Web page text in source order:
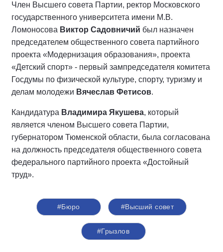
Член Высшего совета Партии, ректор Московского
государственного университета имени М.В.
Ломоносова Виктор Садовничий был назначен
председателем общественного совета партийного
проекта «Модернизация образования», проекта
«Детский спорт» - первый зампредседателя комитета
Госдумы по физической культуре, спорту, туризму и
делам молодежи Вячеслав Фетисов.
Кандидатура Владимира Якушева, который
является членом Высшего совета Партии,
губернатором Тюменской области, была согласована
на должность председателя общественного совета
федерального партийного проекта «Достойный
труд».
#Бюро #Высший совет
#Грызлов